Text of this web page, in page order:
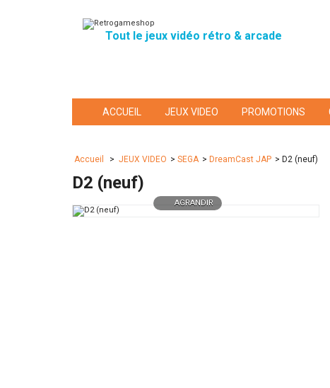
Tout le jeux vidéo rétro & arcade
ACCUEIL JEUX VIDEO PROMOTIONS
Accueil > JEUX VIDEO > SEGA > DreamCast JAP > D2 (neuf)
D2 (neuf)
AGRANDIR